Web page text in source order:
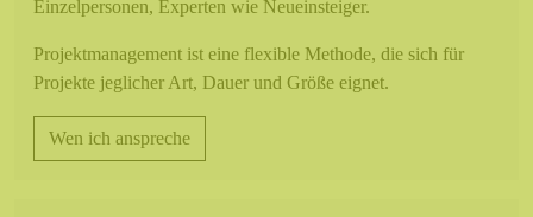
Einzelpersonen, Experten wie Neueinsteiger.
Projektmanagement ist eine flexible Methode, die sich für
Projekte jeglicher Art, Dauer und Größe eignet.
Wen ich anspreche